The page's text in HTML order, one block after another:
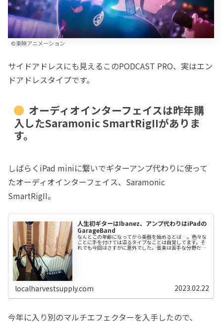
©東映アニメーション
サイドアドレスにも見えるこのPODCAST PRO、実はエン
ドアドレスタイプです。
オーディオインターフェイスは昨年購
入したSaramonic SmartRigIIがありま
す。
しばらくiPad miniに繋いでギターアンプ代わりに使って
たオーディオインターフェイス、Saramonic
SmartRigII。
人生初ギターはIbanez、アンプ代わりはiPadの
GarageBand
なんとこの年齢になってから楽器を始めるとは…。色々な
ことに手を付けては沼るタイプなことは自覚してます。そ
れでも今回はさすがに意外でした。音楽は苦手な分野だっ
左ギターだと、動画を見て学ぶ際に鏡面状態での...
localharvestsupply.com 2023.02.22
今年に入り別のマルチエフェクターを入手したので、